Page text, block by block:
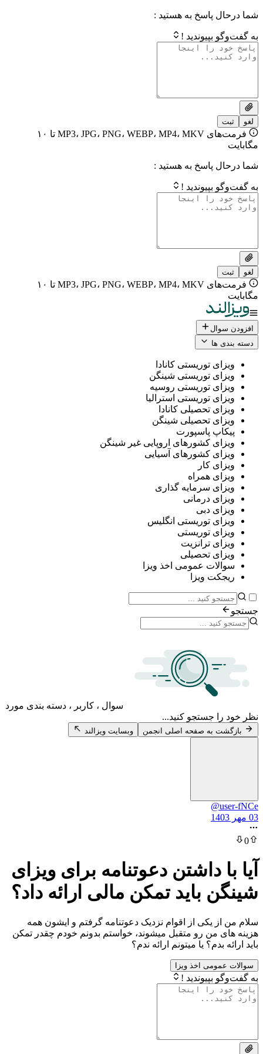
پاسخ به هستید :
!
فرمت‌های MP3، JPG، PNG، WEBP، MP4، MKV تا ۱۰
پاسخ به هستید :
!
فرمت‌های MP3، JPG، PNG، WEBP، MP4، MKV تا ۱۰
ها
توریستی کانادا
توریستی شینگن
توریستی روسیه
توریستی استرالیا
تحصیلی کانادا
تحصیلی شینگن
پاسپورت
کشورهای اروپایی غیر شینگن
کشورهای آسیایی
کار
همراه
سرمایه گذاری
درمانی
دبی
توریستی انگلیس
توریستی
ترانزیت
تحصیلی
عمومی اخذ ویزا
ویزا
سوال ، کاربر ، دسته بندی مورد
جستجو کنید...
به صفحه اصلی انجمن وبسایت ویزالند
داشتن دعوتنامه برای ویزای
باید تمکن مالی ارائه داد؟
یکی از اقوام نزدیک دعوتنامه گرفتم و ایشون همه
من رو متقبل میشوند، خواستم بدونم خودم چقدر تمکن
یا میتونم ارائه ندم؟
اخذ ویزا
!